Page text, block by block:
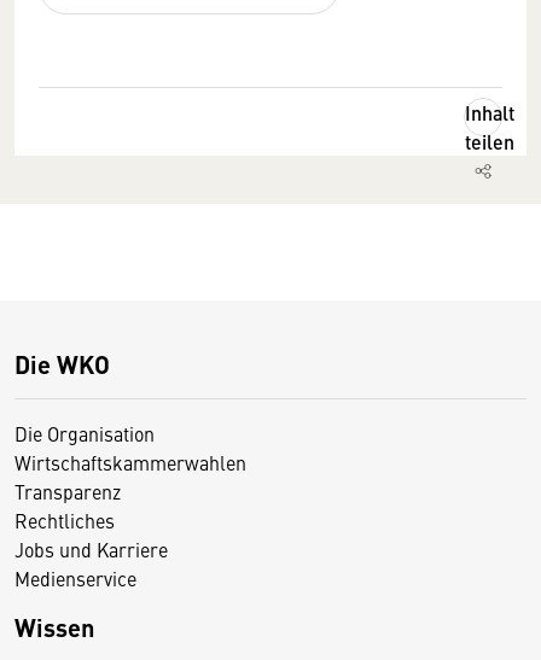
Inhalt
teilen
Die WKO
Die Organisation
Wirtschaftskammerwahlen
Transparenz
Rechtliches
Jobs und Karriere
Medienservice
Wissen